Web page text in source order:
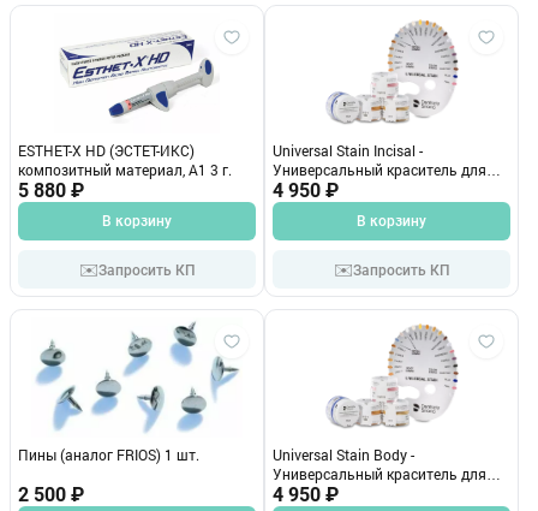
ESTHET-X HD (ЭСТЕТ-ИКС)
композитный материал, А1 3 г.
5 880 ₽
В корзину
✉️Запросить КП
Universal Stain Incisal -
Универсальный краситель для
эмали 5гр. Dentsply Sirona (I2
605532)
4 950 ₽
В корзину
✉️Запросить КП
Пины (аналог FRIOS) 1 шт.
2 500 ₽
Universal Stain Body -
Универсальный краситель для
дентина 5гр. Dentsply Sirona (S0
4 950 ₽